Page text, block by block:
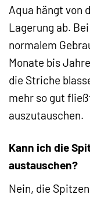
Aqua hängt von
Lagerung ab. Bei
normalem
Monate bis
die Striche
mehr so gut
auszutauschen.
Kann ich die
austauschen?
Nein, die